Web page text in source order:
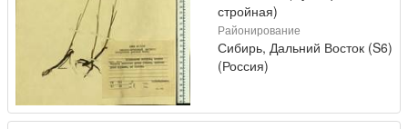
стройная)
Районирование
Сибирь, Дальний Восток (S6)
(Россия)